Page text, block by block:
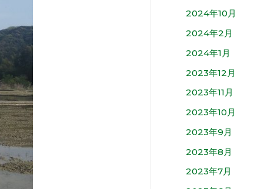
2024年10月
2024年2月
2024年1月
2023年12月
2023年11月
2023年10月
2023年9月
2023年8月
2023年7月